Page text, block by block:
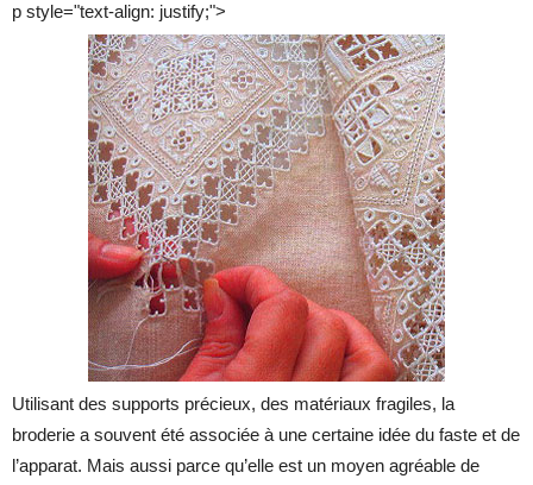
p style="text-align: justify;">
Utilisant des supports précieux, des matériaux fragiles, la
broderie a souvent été associée à une certaine idée du faste et de
l’apparat. Mais aussi parce qu’elle est un moyen agréable de